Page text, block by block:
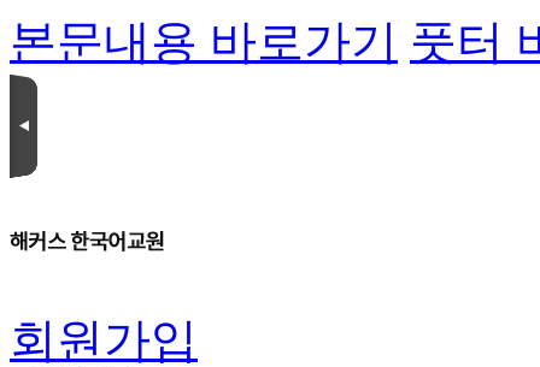
본문내용 바로가기 풋터
회원가입